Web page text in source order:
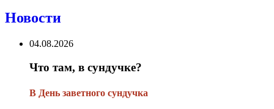
Новости
04.08.2026
Что там, в сундучке?
В День заветного сундучка